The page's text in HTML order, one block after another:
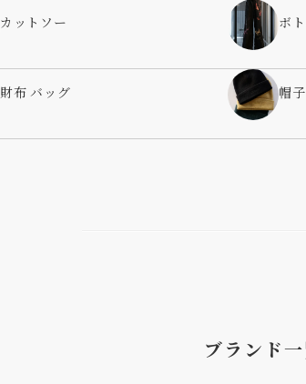
カットソー ボ
財布 バッグ 帽子
ブランド一